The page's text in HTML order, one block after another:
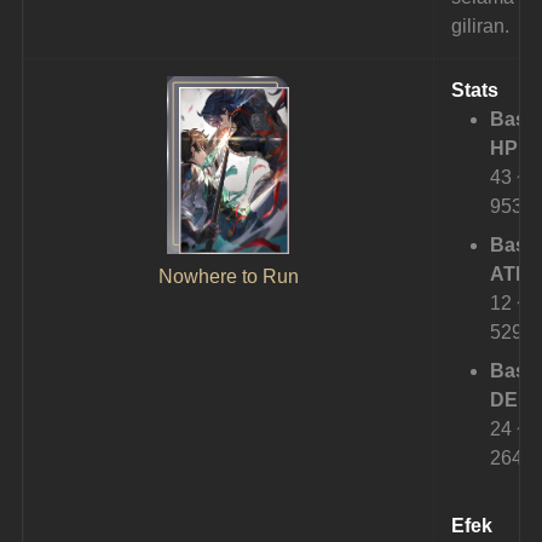
giliran.
Nowhere to Run
Stats
Base
HP:
43 ~
953
Base
ATK:
12 ~
529
Base
DEF:
24 ~
264
Efek